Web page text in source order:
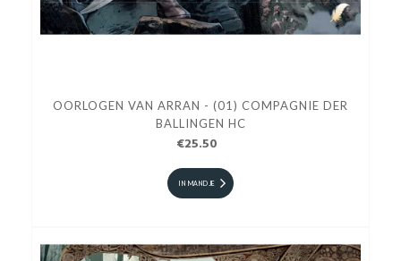
OORLOGEN VAN ARRAN - (01) COMPAGNIE DER
BALLINGEN HC
€25.50
IN MANDJE